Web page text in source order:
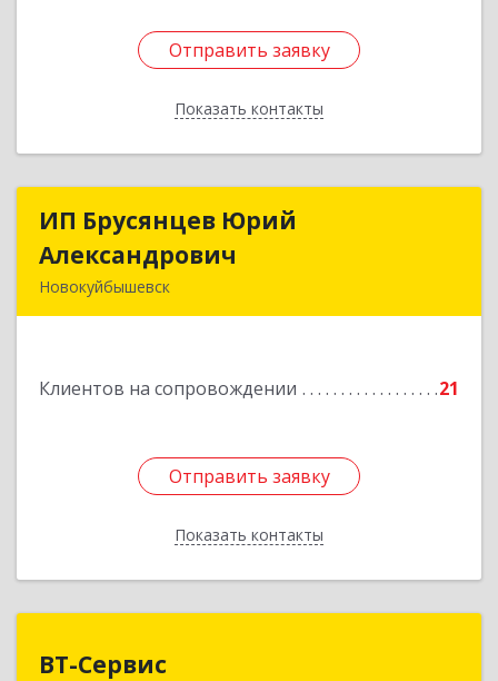
Отправить заявку
Показать контакты
Отправить заявку
Назад
ИП Брусянцев Юрий
Александрович
Новокуйбышевск
Клиентов на сопровождении 21
Отправить заявку
Показать контакты
ИП Брусянцев Юрий
Подробнее
Отправить заявку
Назад
ВТ-Сервис